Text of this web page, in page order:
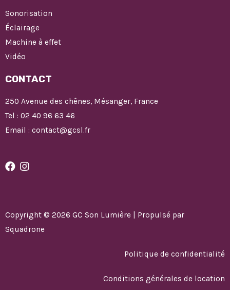
Sonorisation
Éclairage
Machine à effet
Vidéo
CONTACT
250 Avenue des chênes, Mésanger, France
Tel : 02 40 96 63 46
Email : contact@gcsl.fr
Copyright © 2026 GC Son Lumière | Propulsé par
Squadrone
Politique de confidentialité
Conditions générales de location